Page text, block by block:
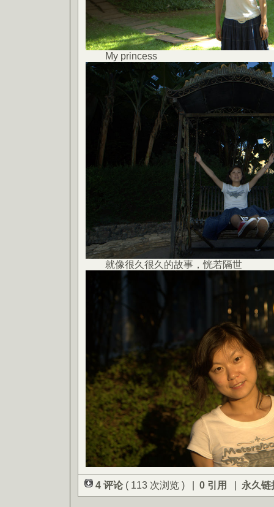
My princess
就像很久很久的故事，恍若隔世
4 评论 ( 113 次浏览 ) | 0 引用 | 永久链